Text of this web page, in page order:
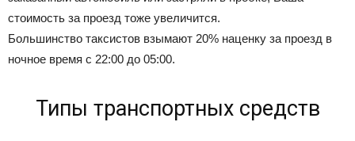
стоимость за проезд тоже увеличится.
Большинство таксистов взымают 20% наценку за проезд в
ночное время с 22:00 до 05:00.
Типы транспортных средств